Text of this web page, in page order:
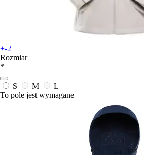
+-2
Rozmiar
*
S M
L
To pole jest wymagane